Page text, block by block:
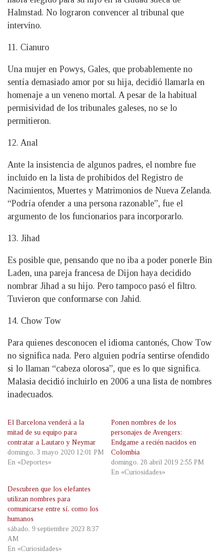
Halmstad. No lograron convencer al tribunal que
intervino.
11. Cianuro
Una mujer en Powys, Gales, que probablemente no
sentía demasiado amor por su hija, decidió llamarla en
homenaje a un veneno mortal. A pesar de la habitual
permisividad de los tribunales galeses, no se lo
permitieron.
12. Anal
Ante la insistencia de algunos padres, el nombre fue
incluido en la lista de prohibidos del Registro de
Nacimientos, Muertes y Matrimonios de Nueva Zelanda.
“Podría ofender a una persona razonable”, fue el
argumento de los funcionarios para incorporarlo.
13. Jihad
Es posible que, pensando que no iba a poder ponerle Bin
Laden, una pareja francesa de Dijon haya decidido
nombrar Jihad a su hijo. Pero tampoco pasó el filtro.
Tuvieron que conformarse con Jahid.
14. Chow Tow
Para quienes desconocen el idioma cantonés, Chow Tow
no significa nada. Pero alguien podría sentirse ofendido
si lo llaman “cabeza olorosa”, que es lo que significa.
Malasia decidió incluirlo en 2006 a una lista de nombres
inadecuados.
El Barcelona venderá a la
mitad de su equipo para
contratar a Lautaro y Neymar
domingo, 3 mayo 2020 12:01 PM
En «Deportes»
Ponen nombres de los
personajes de Avengers:
Endgame a recién nacidos en
Colombia
domingo, 28 abril 2019 2:55 PM
En «Curiosidades»
Descubren que los elefantes
utilizan nombres para
comunicarse entre sí, como los
humanos
sábado, 9 septiembre 2023 8:37
AM
En «Curiosidades»